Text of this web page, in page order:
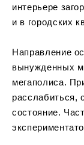
интерьере
и в городских
Направление
вынужденных
мегаполиса.
расслабиться,
состояние.